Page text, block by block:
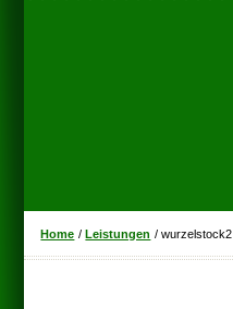
Home /Leistungen /wurzelstock2